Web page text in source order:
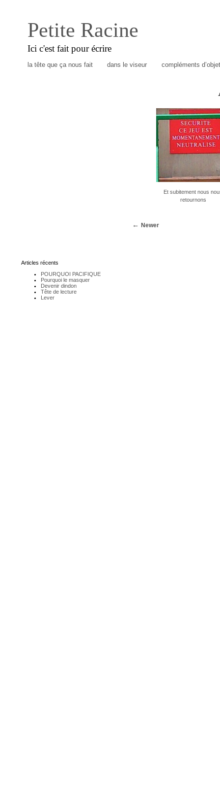
Petite Racine
Ici c'est fait pour écrire
la tête que ça nous fait dans le viseur compléments
Et subitement nous
retournons
Newer
Articles récents
POURQUOI PACIFIQUE
Pourquoi le masquer
Devenir dindon
Tête de lecture
Lever